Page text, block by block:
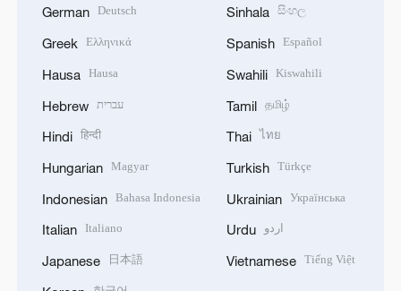
German Deutsch
Greek Ελληνικά
Hausa Hausa
Hebrew עברית
Hindi हिन्दी
Hungarian Magyar
Indonesian Bahasa Indonesia
Italian Italiano
Japanese 日本語
Sinhala සිංහල
Spanish Español
Swahili Kiswahili
Tamil தமிழ்
Thai ไทย
Turkish Türkçe
Ukrainian Українська
Urdu اردو
Vietnamese Tiếng Việt